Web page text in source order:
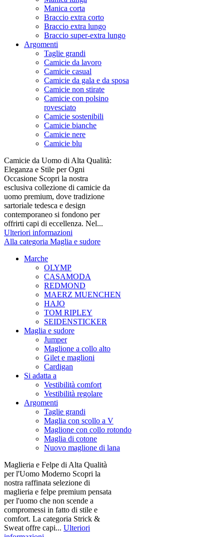
Manica corta
Braccio extra corto
Braccio extra lungo
Braccio super-extra lungo
Argomenti
Taglie grandi
Camicie da lavoro
Camicie casual
Camicie da gala e da sposa
Camicie non stirate
Camicie con polsino
rovesciato
Camicie sostenibili
Camicie bianche
Camicie nere
Camicie blu
Camicie da Uomo di Alta Qualità:
Eleganza e Stile per Ogni
Occasione Scopri la nostra
esclusiva collezione di camicie da
uomo premium, dove tradizione
sartoriale tedesca e design
contemporaneo si fondono per
offrirti capi di eccellenza. Nel...
Ulteriori informazioni
Alla categoria Maglia e sudore
Marche
OLYMP
CASAMODA
REDMOND
MAERZ MUENCHEN
HAJO
TOM RIPLEY
SEIDENSTICKER
Maglia e sudore
Jumper
Maglione a collo alto
Gilet e maglioni
Cardigan
Si adatta a
Vestibilità comfort
Vestibilità regolare
Argomenti
Taglie grandi
Maglia con scollo a V
Maglione con collo rotondo
Maglia di cotone
Nuovo maglione di lana
Maglieria e Felpe di Alta Qualità
per l'Uomo Moderno Scopri la
nostra raffinata selezione di
maglieria e felpe premium pensata
per l'uomo che non scende a
compromessi in fatto di stile e
comfort. La categoria Strick &
Sweat offre capi... Ulteriori